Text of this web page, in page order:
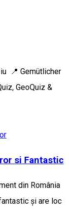
📍 Gemütlicher
GeoQuiz &
si Fantastic
din România
și are loc